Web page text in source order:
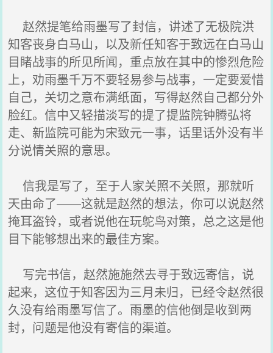
赵然提笔给雨墨写了封信，讲述了无极院洪
知客丧身白马山，以及新任知客于致远在白马山
目睹战事的所见所闻，重点放在其中的惨烈危险
上，劝雨墨千万不要轻易参与战事，一定要爱惜
自己，关切之意布满纸面，写得赵然自己都分外
脸红。信中又轻描淡写的提了提监院钟腾弘将
走、新监院可能为宋致元一事，话里话外没有半
分说情关照的意思。
信我是写了，至于人家关照不关照，那就听
天由命了——这就是赵然的想法，你可以说赵然
掩耳盗铃，或者说他在玩鸵鸟对策，总之这是他
目下能够想出来的最佳方案。
写完书信，赵然施施然去寻于致远寄信，说
起来，这位于知客因为三月未归，已经令赵然很
久没有给雨墨写信了。雨墨的信他倒是收到两
封，问题是他没有寄信的渠道。